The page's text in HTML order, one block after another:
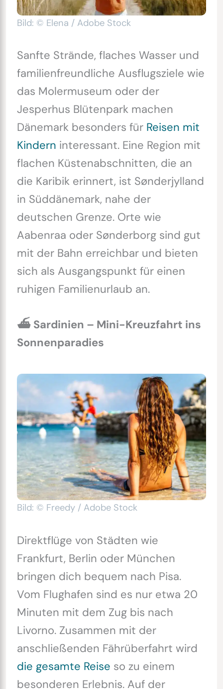
Bild: © Elena / Adobe Stock
Sanfte Strände, flaches Wasser und
familienfreundliche Ausflugsziele wie
das Molermuseum oder der
Jesperhus Blütenpark machen
Dänemark besonders für Reisen mit
Kindern interessant. Eine Region mit
flachen Küstenabschnitten, die an
die Karibik erinnert, ist Sønderjylland
in Süddänemark, nahe der
deutschen Grenze. Orte wie
Aabenraa oder Sønderborg sind gut
mit der Bahn erreichbar und bieten
sich als Ausgangspunkt für einen
ruhigen Familienurlaub an.
⛴ Sardinien – Mini-Kreuzfahrt ins
Sonnenparadies
Bild: © Freedy / Adobe Stock
Direktflüge von Städten wie
Frankfurt, Berlin oder München
bringen dich bequem nach Pisa.
Vom Flughafen sind es nur etwa 20
Minuten mit dem Zug bis nach
Livorno. Zusammen mit der
anschließenden Fährüberfahrt wird
die gesamte Reise so zu einem
besonderen Erlebnis. Auf der